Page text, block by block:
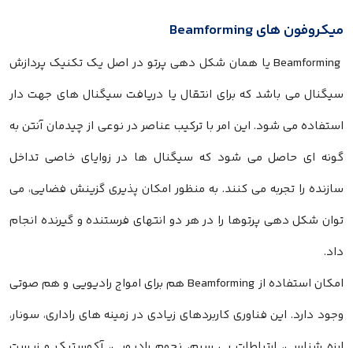
میکروفون های Beamforming
Beamforming یا همان شکل دهی پرتو در اصل یک تکنیک پردازش
سیگنال می باشد که برای انتقال یا دریافت سیگنال های جهت دار
استفاده می شود. این امر با ترکیب عناصر در نوعی از چیدمان آنتن به
گونه ای حاصل می شود که سیگنال ها در زوایای خاصی تداخل
سازنده را تجربه می کنند. به منظور امکان پذیری گزینش فضایی، می
توان شکل دهی پرتوها را در هر دو انتهای فرستنده و گیرنده انجام
داد.
امکان استفاده از Beamforming هم برای امواج رادیویی و هم صوتی
وجود دارد. این فناوری کاربردهای زیادی در زمینه های راداری، سونار،